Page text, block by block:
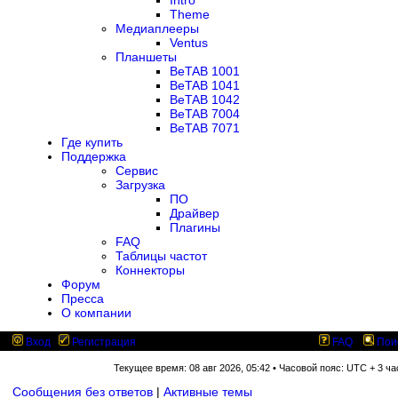
Theme
Медиаплееры
Ventus
Планшеты
BeTAB 1001
BeTAB 1041
BeTAB 1042
BeTAB 7004
BeTAB 7071
Где купить
Поддержка
Сервис
Загрузка
ПО
Драйвер
Плагины
FAQ
Таблицы частот
Коннекторы
Форум
Пресса
О компании
Вход Регистрация FAQ
Текущее время: 08 авг 2026, 05:42 • Часовой пояс: UTC + 3
Сообщения без ответов | Активные темы